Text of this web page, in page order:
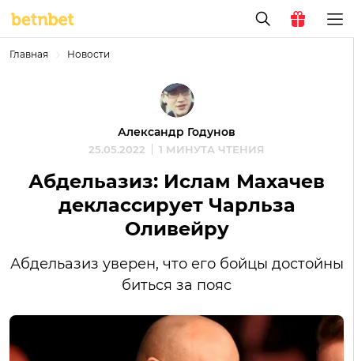
Главная Новости
Александр Годунов
25.05.2022 1 МИНУТА ЧТЕНИЯ
Абдельазиз: Ислам Махачев
деклассирует Чарльза
Оливейру
Абдельазиз уверен, что его бойцы достойны
биться за пояс